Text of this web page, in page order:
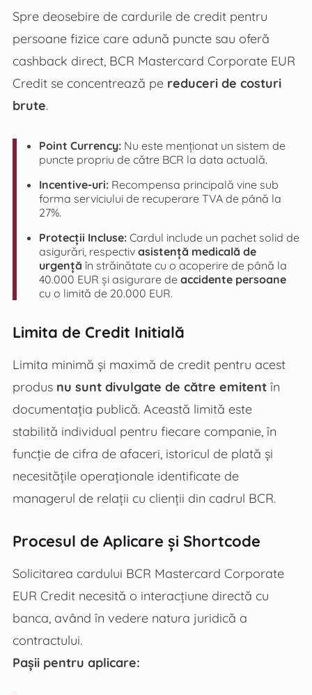
Spre deosebire de cardurile de credit pentru
persoane fizice care adună puncte sau oferă
cashback direct, BCR Mastercard Corporate EUR
Credit se concentrează pe reduceri de costuri
brute.
Point Currency:Nu este menționat un sistem de
puncte propriu de către BCR la data actuală.
Incentive-uri:Recompensa principală vine sub
forma serviciului de recuperare TVA de până la
27%.
Protecții Incluse:Cardul include un pachet solid de
asigurări, respectiv asistență medicală de
urgență în străinătate cu o acoperire de până la
40.000 EUR și asigurare de accidente persoane
cu o limită de 20.000 EUR.
Limita de Credit Initială
Limita minimă și maximă de credit pentru acest
produs nu sunt divulgate de către emitentîn
documentația publică. Această limită este
stabilită individual pentru fiecare companie, în
funcție de cifra de afaceri, istoricul de plată și
necesitățile operaționale identificate de
managerul de relații cu clienții din cadrul BCR.
Procesul de Aplicare și Shortcode
Solicitarea cardului BCR Mastercard Corporate
EUR Credit necesită o interacțiune directă cu
banca, având în vedere natura juridică a
contractului.
Pașii pentru aplicare: